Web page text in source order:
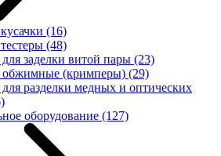
(16)
(48)
для заделки витой пары (23)
обжимные (кримперы) (29)
для разделки медных и оптических
оборудование (127)